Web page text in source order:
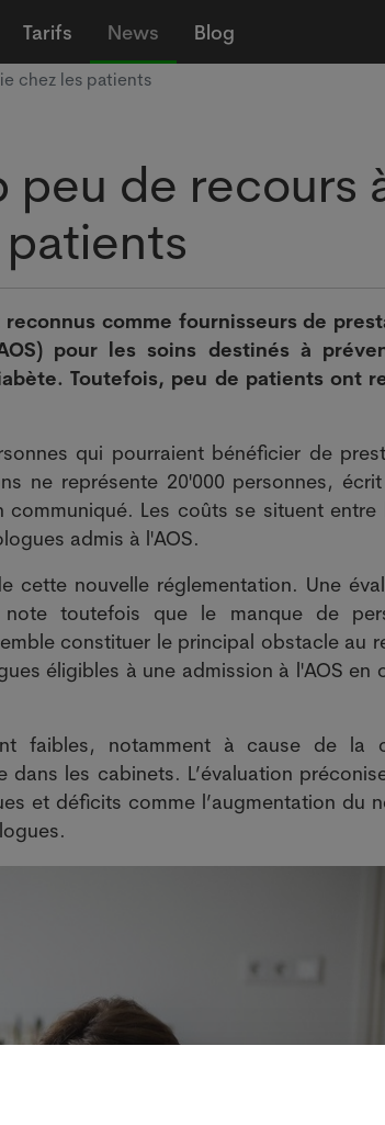
Tarifs News Blog
chez les patients
de recours
comme fournisseurs de
pour les soins destinés à
Toutefois, peu de patients ont
qui pourraient bénéficier de
ne représente 20'000 personnes,
Les coûts se situent entre
admis à l'AOS.
cette nouvelle réglementation. Une
toutefois que le manque de
constituer le principal obstacle au
éligibles à une admission à l'AOS en
faibles, notamment à cause de la
les cabinets. L’évaluation
et déficits comme l’augmentation du